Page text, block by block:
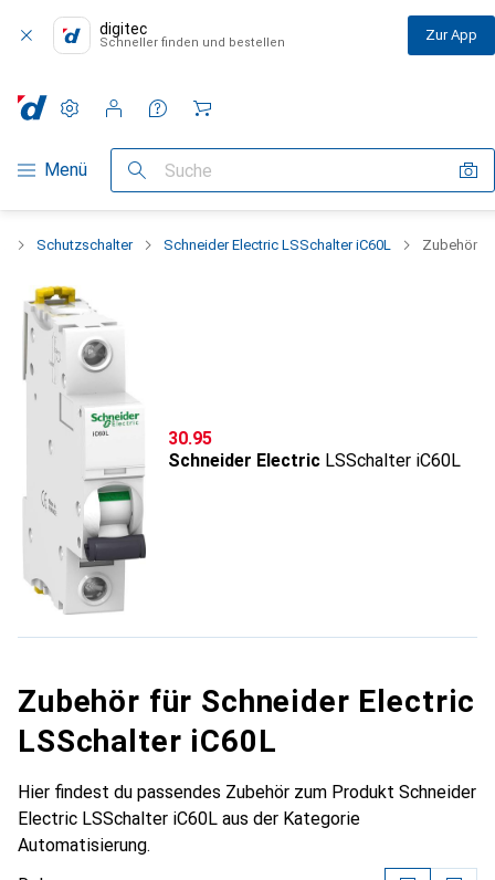
digitec
Schneller finden und bestellen Zur App
Navigation nach Kategorien
Menü Suche
Einstellungen
Kundenkonto
Vergleichslisten
Merklisten
Warenkorb
Schutzschalter Schneider Electric LSSchalter iC60L Zubehör
CHF
30.95
Schneider Electric LSSchalter iC60L
Zubehör für Schneider Electric
LSSchalter iC60L
Hier findest du passendes Zubehör zum Produkt Schneider
Electric LSSchalter iC60L aus der Kategorie
Automatisierung.